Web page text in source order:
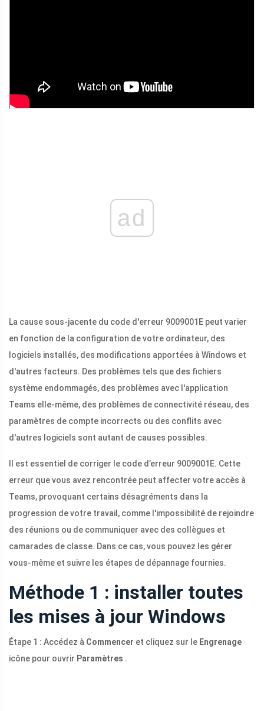
ad
La cause sous-jacente du code d'erreur 9009001E peut varier
en fonction de la configuration de votre ordinateur, des
logiciels installés, des modifications apportées à Windows et
d'autres facteurs. Des problèmes tels que des fichiers
système endommagés, des problèmes avec l'application
Teams elle-même, des problèmes de connectivité réseau, des
paramètres de compte incorrects ou des conflits avec
d'autres logiciels sont autant de causes possibles.
Il est essentiel de corriger le code d’erreur 9009001E. Cette
erreur que vous avez rencontrée peut affecter votre accès à
Teams, provoquant certains désagréments dans la
progression de votre travail, comme l'impossibilité de rejoindre
des réunions ou de communiquer avec des collègues et
camarades de classe. Dans ce cas, vous pouvez les gérer
vous-même et suivre les étapes de dépannage fournies.
Méthode 1 : installer toutes
les mises à jour Windows
Étape 1 : Accédez à Commencer et cliquez sur le Engrenage
icône pour ouvrir Paramètres .